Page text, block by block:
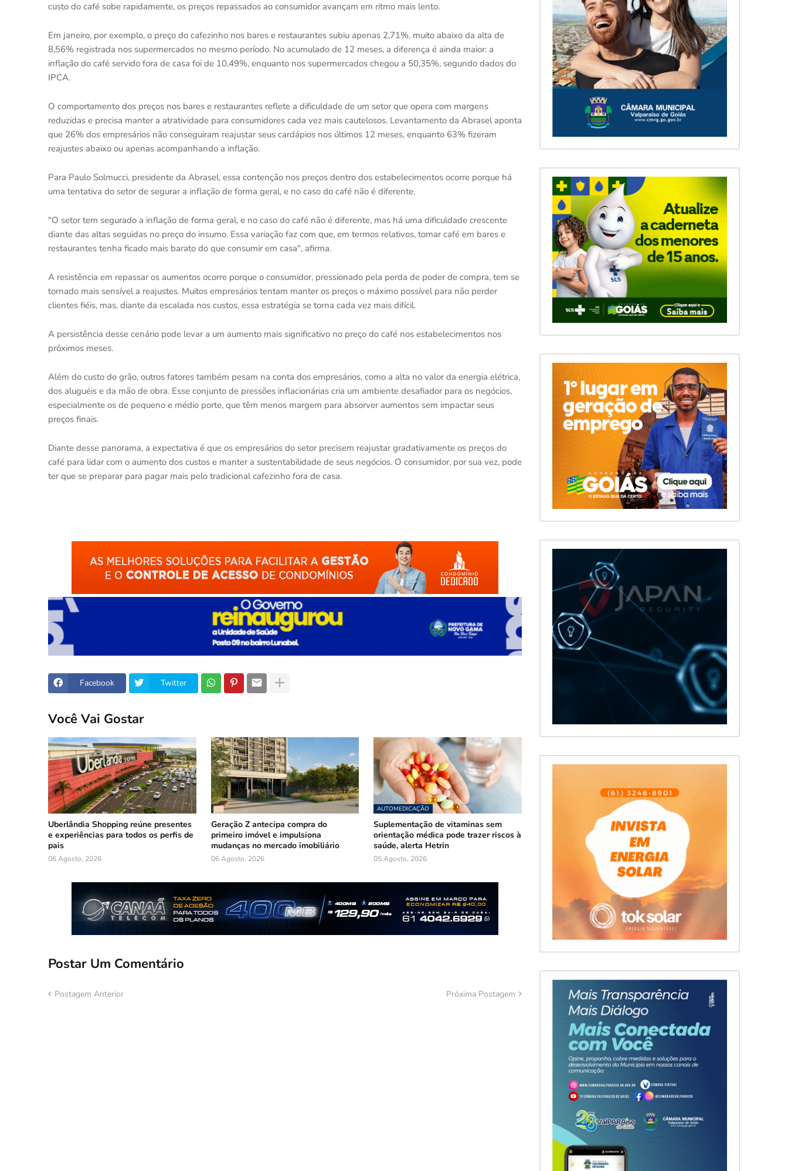
custo do café sobe rapidamente, os preços repassados ao consumidor avançam em ritmo mais lento.
Em janeiro, por exemplo, o preço do cafezinho nos bares e restaurantes subiu apenas 2,71%, muito abaixo da alta de
8,56% registrada nos supermercados no mesmo período. No acumulado de 12 meses, a diferença é ainda maior: a
inflação do café servido fora de casa foi de 10,49%, enquanto nos supermercados chegou a 50,35%, segundo dados do
IPCA.
O comportamento dos preços nos bares e restaurantes reflete a dificuldade de um setor que opera com margens
reduzidas e precisa manter a atratividade para consumidores cada vez mais cautelosos. Levantamento da Abrasel aponta
que 26% dos empresários não conseguiram reajustar seus cardápios nos últimos 12 meses, enquanto 63% fizeram
reajustes abaixo ou apenas acompanhando a inflação.
Para Paulo Solmucci, presidente da Abrasel, essa contenção nos preços dentro dos estabelecimentos ocorre porque há
uma tentativa do setor de segurar a inflação de forma geral, e no caso do café não é diferente.
"O setor tem segurado a inflação de forma geral, e no caso do café não é diferente, mas há uma dificuldade crescente
diante das altas seguidas no preço do insumo. Essa variação faz com que, em termos relativos, tomar café em bares e
restaurantes tenha ficado mais barato do que consumir em casa", afirma.
A resistência em repassar os aumentos ocorre porque o consumidor, pressionado pela perda de poder de compra, tem se
tornado mais sensível a reajustes. Muitos empresários tentam manter os preços o máximo possível para não perder
clientes fiéis, mas, diante da escalada nos custos, essa estratégia se torna cada vez mais difícil.
A persistência desse cenário pode levar a um aumento mais significativo no preço do café nos estabelecimentos nos
próximos meses.
Além do custo do grão, outros fatores também pesam na conta dos empresários, como a alta no valor da energia elétrica,
dos aluguéis e da mão de obra. Esse conjunto de pressões inflacionárias cria um ambiente desafiador para os negócios,
especialmente os de pequeno e médio porte, que têm menos margem para absorver aumentos sem impactar seus
preços finais.
Diante desse panorama, a expectativa é que os empresários do setor precisem reajustar gradativamente os preços do
café para lidar com o aumento dos custos e manter a sustentabilidade de seus negócios. O consumidor, por sua vez, pode
ter que se preparar para pagar mais pelo tradicional cafezinho fora de casa.
Facebook Twitter
Você Vai Gostar
Uberlândia Shopping reúne presentes
e experiências para todos os perfis de
pais
06 Agosto, 2026
Geração Z antecipa compra do
primeiro imóvel e impulsiona
mudanças no mercado imobiliário
06 Agosto, 2026
AUTOMEDICAÇÃO
Suplementação de vitaminas sem
orientação médica pode trazer riscos à
saúde, alerta Hetrin
05 Agosto, 2026
Postar Um Comentário
Postagem Anterior Próxima Postagem